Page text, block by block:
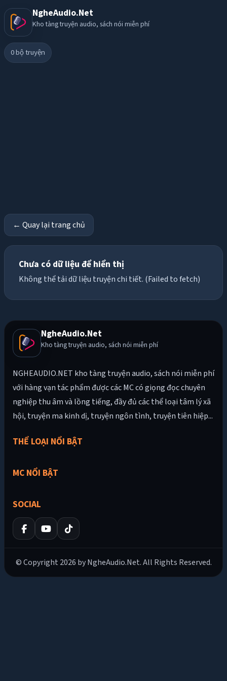
NgheAudio.Net
Kho tàng truyện audio, sách nói miễn phí
0bộ truyện
← Quay lại trang chủ
Chưa có dữ liệu để hiển thị
Không thể tải dữ liệu truyện chi tiết. (Failed to fetch)
NgheAudio.Net
Kho tàng truyện audio, sách nói miễn phí
NGHEAUDIO.NET kho tàng truyện audio, sách nói miễn phí
với hàng vạn tác phẩm được các MC có giọng đọc chuyên
nghiệp thu âm và lồng tiếng, đầy đủ các thể loại tâm lý xã
hội, truyện ma kinh dị, truyện ngôn tình, truyện tiên hiệp...
THỂ LOẠI NỔI BẬT
MC NỔI BẬT
SOCIAL
© Copyright 2026 by NgheAudio.Net. All Rights Reserved.